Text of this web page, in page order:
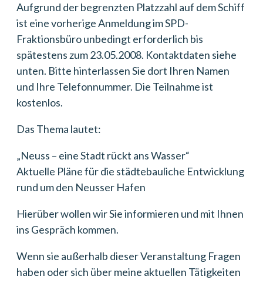
Aufgrund der begrenzten Platzzahl auf dem Schiff
ist eine vorherige Anmeldung im SPD-
Fraktionsbüro unbedingt erforderlich bis
spätestens zum 23.05.2008. Kontaktdaten siehe
unten. Bitte hinterlassen Sie dort Ihren Namen
und Ihre Telefonnummer. Die Teilnahme ist
kostenlos.
Das Thema lautet:
„Neuss – eine Stadt rückt ans Wasser“
Aktuelle Pläne für die städtebauliche Entwicklung
rund um den Neusser Hafen
Hierüber wollen wir Sie informieren und mit Ihnen
ins Gespräch kommen.
Wenn sie außerhalb dieser Veranstaltung Fragen
haben oder sich über meine aktuellen Tätigkeiten